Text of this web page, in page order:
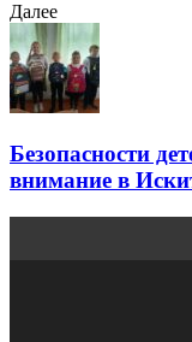
Далее
Безопасности
внимание в